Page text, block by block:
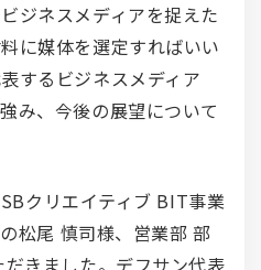
ジネスメディアを捉えた
に媒体を選定すればいい
するビジネスメディア
み、今後の展望について
クリエイティブ BIT事業
松尾 慎司様、営業部 部